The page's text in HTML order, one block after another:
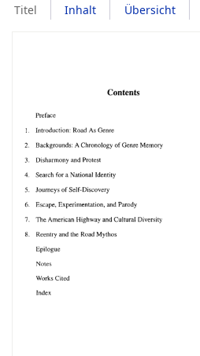
Titel Inhalt Übersicht